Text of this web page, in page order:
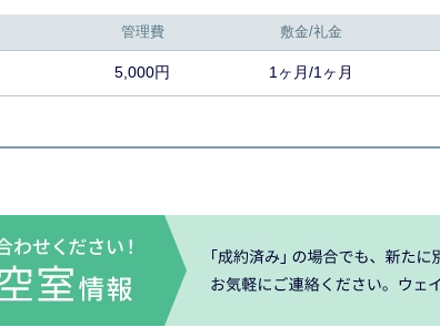
管理費 敷金/礼金
5,000円 1ヶ月/1ヶ月